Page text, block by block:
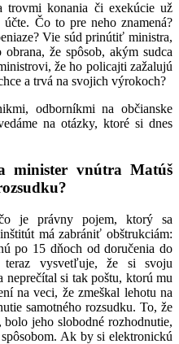
trovmi konania či exekúcie už
Čo to pre neho znamená?
Vie súd prinútiť ministra,
že spôsob, akým sudca
že ho policajti zažalujú
a trvá na svojich výrokoch?
odborníkmi na občianske
na otázky, ktoré si dnes
minister vnútra Matúš
je právny pojem, ktorý sa
má zabrániť obštrukciám:
po 15 dňoch od doručenia do
teraz vysvetľuje, že si svoju
si tak poštu, ktorú mu
na veci, že zmeškal lehotu na
samotného rozsudku. To, že
jeho slobodné rozhodnutie,
Ak by si elektronickú